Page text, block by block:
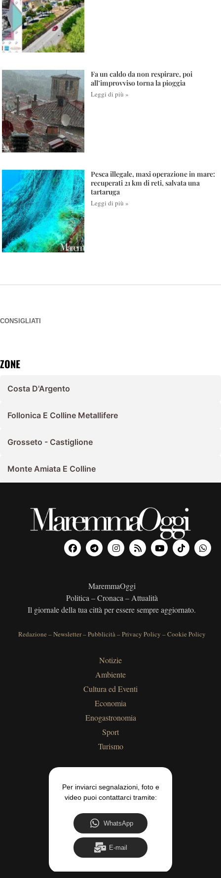
Fa un caldo da non respirare, poi
all’improvviso torna la pioggia
Leggi di più »
Pesca illegale, maxi operazione in mare:
recuperati 21 km di reti, salvata una
tartaruga
Leggi di più »
CONSIGLIATI
ZONE
Costa D'Argento
Follonica E Colline Metallifere
Grosseto - Castiglione
Monte Amiata E Colline
MaremmaOggi
Politica – Cronaca – Attualità
Il giornale della tua città per essere sempre aggiornato.
Redazione –Newsletter–Pubblicità–Privacy Policy –Cookie Policy
Notizie
Ambiente
Cultura ed Eventi
Economia
Enogastronomia
Sport
Turismo
Per inviarci segnalazioni, foto e
video puoi contattarci tramite:
WhatsApp
E-mail